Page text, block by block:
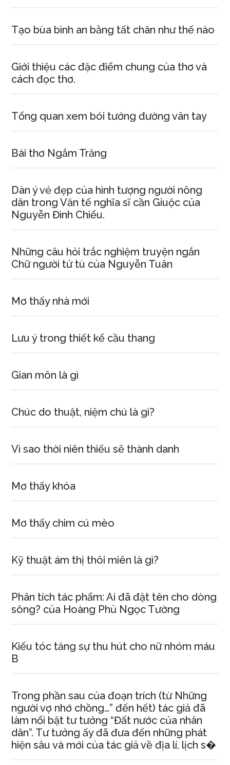
Tạo bùa bình an bằng tất chân như thế nào
Giới thiệu các đặc điểm chung của thơ và
cách đọc thơ.
Tổng quan xem bói tướng đường vân tay
Bài thơ Ngắm Trăng
Dàn ý vẻ đẹp của hình tượng người nông
dân trong Văn tế nghĩa sĩ cần Giuộc của
Nguyễn Đình Chiểu.
Những câu hỏi trắc nghiệm truyện ngắn
Chữ người tử tù của Nguyễn Tuân
Mơ thấy nhà mới
Lưu ý trong thiết kế cầu thang
Gian môn là gì
Chúc do thuật, niệm chú là gì?
Vì sao thời niên thiếu sẽ thành danh
Mơ thấy khóa
Mơ thấy chim cú mèo
Kỹ thuật ám thị thôi miên là gì?
Phân tích tác phẩm: Ai đã đặt tên cho dòng
sông? của Hoàng Phủ Ngọc Tường
Kiếu tóc tăng sự thu hút cho nữ nhóm máu
B
Trong phần sau của đoạn trích (từ Những
người vợ nhớ chồng…” đến hết) tác giả đã
làm nổi bật tư tưởng “Đất nước của nhân
dân”. Tư tưởng ấy đã đưa đến những phát
hiện sâu và mới của tác giả về địa lí, lịch s�